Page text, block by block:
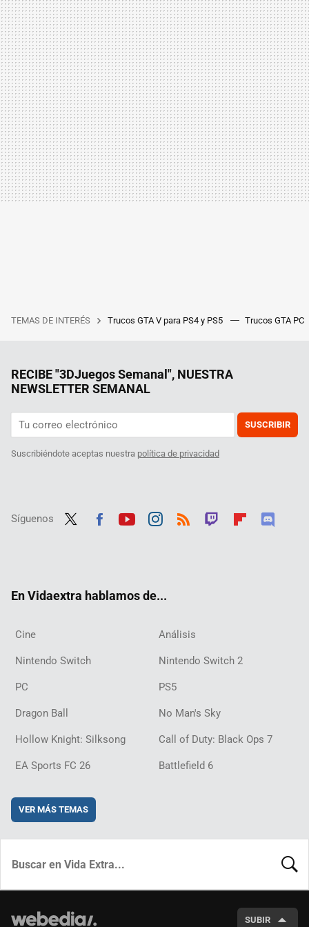
TEMAS DE INTERÉS Trucos GTA V para PS4 y PS5 Trucos GTA PC
RECIBE "3DJuegos Semanal", NUESTRA
NEWSLETTER SEMANAL
SUSCRIBIR
Suscribiéndote aceptas nuestra política de privacidad
Síguenos
En Vidaextra hablamos de...
Cine Análisis
Nintendo Switch Nintendo Switch 2
PC PS5
Dragon Ball No Man's Sky
Hollow Knight: Silksong Call of Duty: Black Ops 7
EA Sports FC 26 Battlefield 6
VER MÁS TEMAS
SUBIR